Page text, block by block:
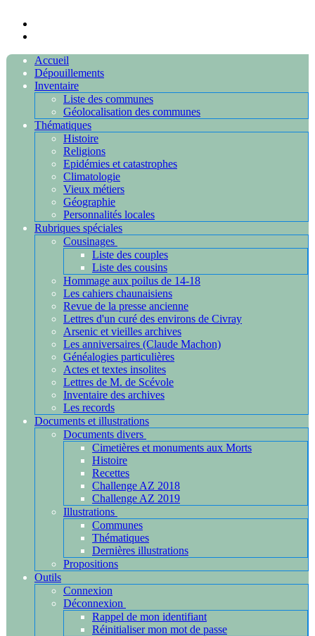
Accueil
Dépouillements
Inventaire
Liste des communes
Géolocalisation des communes
Thématiques
Histoire
Religions
Epidémies et catastrophes
Climatologie
Vieux métiers
Géographie
Personnalités locales
Rubriques spéciales
Cousinages
Liste des couples
Liste des cousins
Hommage aux poilus de 14-18
Les cahiers chaunaisiens
Revue de la presse ancienne
Lettres d'un curé des environs de Civray
Arsenic et vieilles archives
Les anniversaires (Claude Machon)
Généalogies particulières
Actes et textes insolites
Lettres de M. de Scévole
Inventaire des archives
Les records
Documents et illustrations
Documents divers
Cimetières et monuments aux Morts
Histoire
Recettes
Challenge AZ 2018
Challenge AZ 2019
Illustrations
Communes
Thématiques
Dernières illustrations
Propositions
Outils
Connexion
Déconnexion
Rappel de mon identifiant
Réinitialiser mon mot de passe